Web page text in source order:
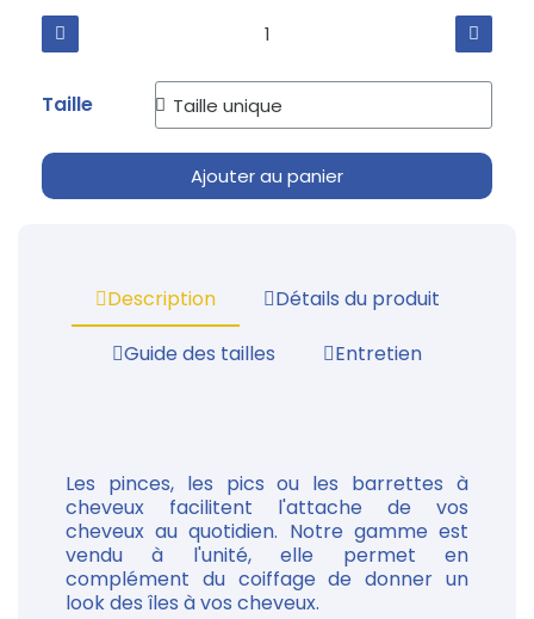
Taille
Ajouter au panier
Description
Détails du produit
Guide des tailles
Entretien
Les pinces, les pics ou les barrettes à
cheveux facilitent l'attache de vos
cheveux au quotidien. Notre gamme est
vendu à l'unité, elle permet en
complément du coiffage de donner un
look des îles à vos cheveux.